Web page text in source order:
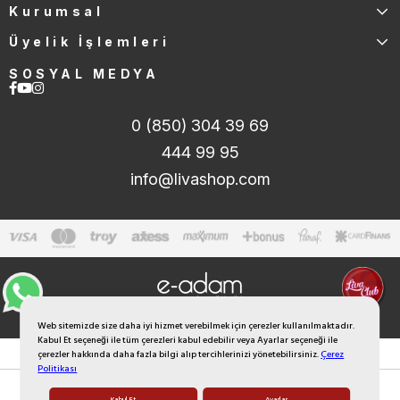
Web sitemizde size daha iyi hizmet verebilmek için çerezler kullanılmaktadır.
Kabul Et seçeneği ile tüm çerezleri kabul edebilir veya Ayarlar seçeneği ile
çerezler hakkında daha fazla bilgi alıp tercihlerinizi yönetebilirsiniz.Çerez
Politikası
Kurumsal
Üyelik İşlemleri
SOSYAL MEDYA
0 (850) 304 39 69
444 99 95
info@livashop.com